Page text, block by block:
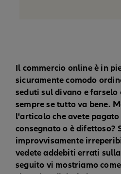
Il commercio online è in
sicuramente comodo
seduti sul divano e farselo
sempre se tutto va bene.
l'articolo che avete
consegnato o è difettoso?
improvvisamente
vedete addebiti errati
seguito vi mostriamo